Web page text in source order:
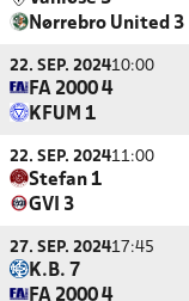
Nørrebro United 3
22. SEP. 202410:00
FA 2000 4
KFUM 1
22. SEP. 202411:00
Stefan 1
GVI 3
27. SEP. 202417:45
K.B. 7
FA 2000 4